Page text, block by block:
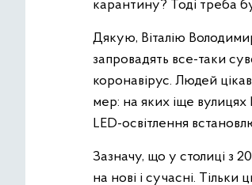
карантину? Тоді треба
Дякую, Віталію
запровадять все-таки
коронавірус. Людей
мер: на яких іще
LED-освітлення
Зазначу, що у столиці з
на нові і сучасні.